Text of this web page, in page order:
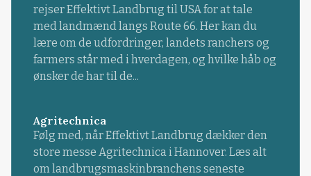
rejser Effektivt Landbrug til USA for at tale
med landmænd langs Route 66. Her kan du
lære om de udfordringer, landets ranchers og
farmers står med i hverdagen, og hvilke håb og
ønsker de har til de...
Agritechnica
Følg med, når Effektivt Landbrug dækker den
store messe Agritechnica i Hannover. Læs alt
om landbrugsmaskinbranchens seneste